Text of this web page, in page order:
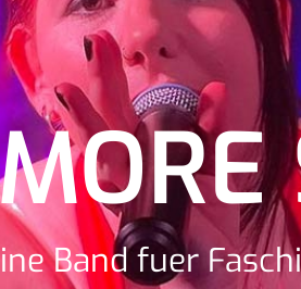
Band fuer